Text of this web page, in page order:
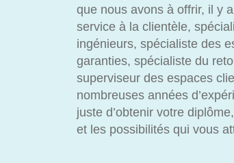
que nous avons à offrir, il y
service à la clientèle,
ingénieurs, spécialiste des
garanties, spécialiste du
superviseur des espaces
nombreuses années
juste d’obtenir votre
et les possibilités qui vous